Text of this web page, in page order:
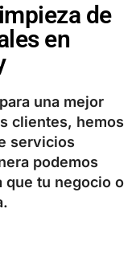
de
en
una mejor
clientes, hemos
servicios
podemos
que tu negocio o